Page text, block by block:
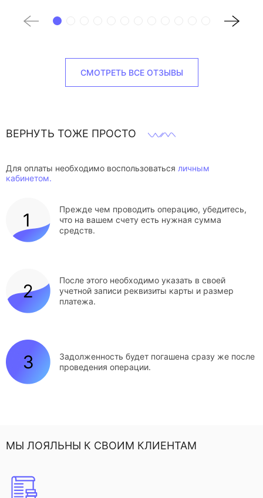
СМОТРЕТЬ ВСЕ ОТЗЫВЫ
ВЕРНУТЬ ТОЖЕ ПРОСТО
Для оплаты необходимо воспользоваться личным
кабинетом.
Прежде чем проводить операцию, убедитесь,
что на вашем счету есть нужная сумма
средств.
После этого необходимо указать в своей
учетной записи реквизиты карты и размер
платежа.
Задолженность будет погашена сразу же после
проведения операции.
МЫ ЛОЯЛЬНЫ К СВОИМ КЛИЕНТАМ